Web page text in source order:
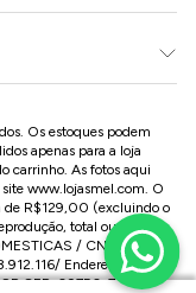
Os estoques podem
apenas para a loja
carrinho. As fotos aqui
www.lojasmel.com. O
de R$129,00 (excluindo o
total ou parcial,
/ CNPJ:
Endereço: R José
SP CEP: 09750-730